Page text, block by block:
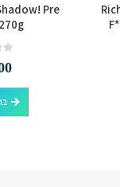
המוצר
Pre